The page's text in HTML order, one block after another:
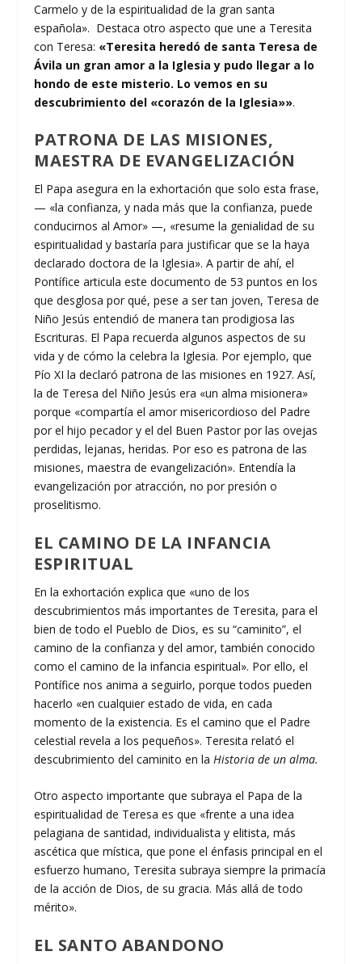
Carmelo y de la espiritualidad de la gran santa
española». Destaca otro aspecto que une a Teresita
con Teresa: «Teresita heredó de santa Teresa de
Ávila un gran amor a la Iglesia y pudo llegar a lo
hondo de este misterio. Lo vemos en su
descubrimiento del «corazón de la Iglesia»».
PATRONA DE LAS MISIONES,
MAESTRA DE EVANGELIZACIÓN
El Papa asegura en la exhortación que solo esta frase,
— «la confianza, y nada más que la confianza, puede
conducirnos al Amor» —, «resume la genialidad de su
espiritualidad y bastaría para justificar que se la haya
declarado doctora de la Iglesia». A partir de ahí, el
Pontífice articula este documento de 53 puntos en los
que desglosa por qué, pese a ser tan joven, Teresa de
Niño Jesús entendió de manera tan prodigiosa las
Escrituras. El Papa recuerda algunos aspectos de su
vida y de cómo la celebra la Iglesia. Por ejemplo, que
Pío XI la declaró patrona de las misiones en 1927. Así,
la de Teresa del Niño Jesús era «un alma misionera»
porque «compartía el amor misericordioso del Padre
por el hijo pecador y el del Buen Pastor por las ovejas
perdidas, lejanas, heridas. Por eso es patrona de las
misiones, maestra de evangelización». Entendía la
evangelización por atracción, no por presión o
proselitismo.
EL CAMINO DE LA INFANCIA
ESPIRITUAL
En la exhortación explica que «uno de los
descubrimientos más importantes de Teresita, para el
bien de todo el Pueblo de Dios, es su “caminito”, el
camino de la confianza y del amor, también conocido
como el camino de la infancia espiritual». Por ello, el
Pontífice nos anima a seguirlo, porque todos pueden
hacerlo «en cualquier estado de vida, en cada
momento de la existencia. Es el camino que el Padre
celestial revela a los pequeños». Teresita relató el
descubrimiento del caminito en la Historia de un alma.
Otro aspecto importante que subraya el Papa de la
espiritualidad de Teresa es que «frente a una idea
pelagiana de santidad, individualista y elitista, más
ascética que mística, que pone el énfasis principal en el
esfuerzo humano, Teresita subraya siempre la primacía
de la acción de Dios, de su gracia. Más allá de todo
mérito».
EL SANTO ABANDONO